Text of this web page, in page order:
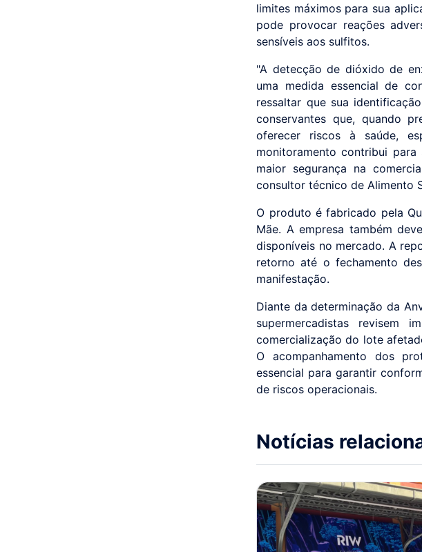
limites máximos para sua
pode provocar reações
sensíveis aos sulfitos.
"A detecção de dióxido de
uma medida essencial de
ressaltar que sua
conservantes que, quando
oferecer riscos à saúde,
monitoramento contribui
maior segurança na
consultor técnico de Alimento
O produto é fabricado pela
Mãe. A empresa também
disponíveis no mercado. A
retorno até o fechamento
manifestação.
Diante da determinação da
supermercadistas revisem
comercialização do lote
O acompanhamento dos
essencial para garantir
de riscos operacionais.
Notícias